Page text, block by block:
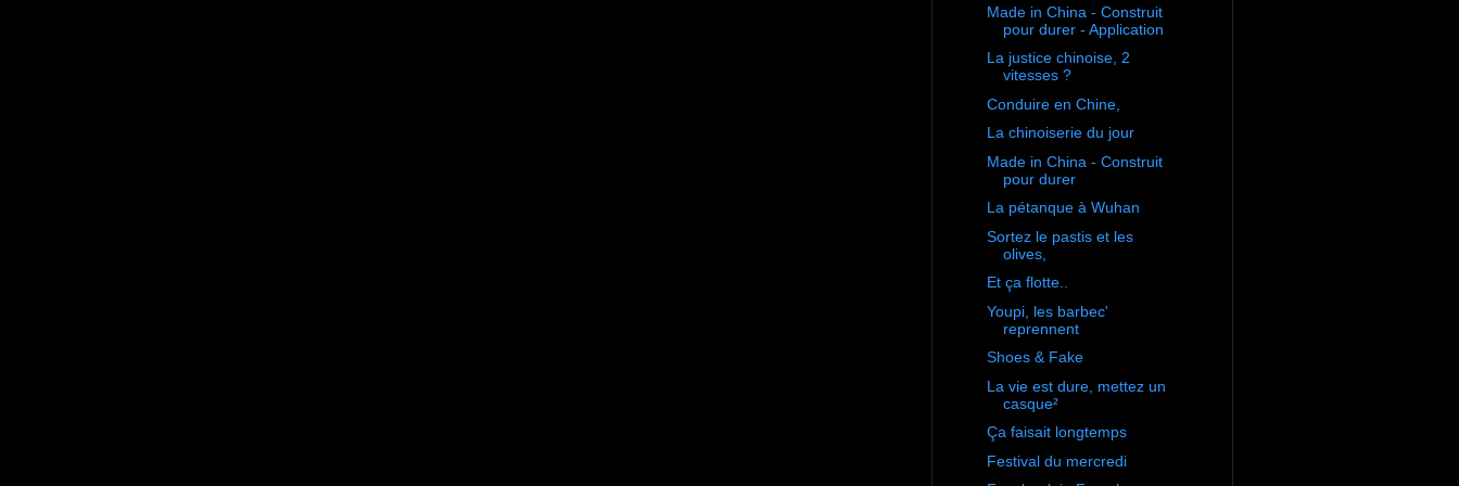
Made in China - Construit
pour durer - Application
La justice chinoise, 2
vitesses ?
Conduire en Chine,
La chinoiserie du jour
Made in China - Construit
pour durer
La pétanque à Wuhan
Sortez le pastis et les
olives,
Et ça flotte..
Youpi, les barbec'
reprennent
Shoes & Fake
La vie est dure, mettez un
casque²
Ça faisait longtemps
Festival du mercredi